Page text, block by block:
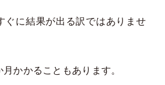
ぐに結果が出る訳ではありませ
かかることもあります。